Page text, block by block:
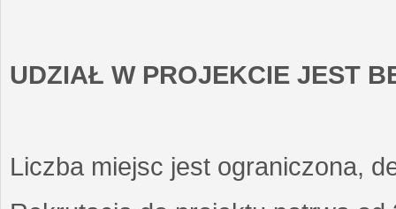
UDZIAŁ W PROJEKCIE JEST
Liczba miejsc jest ograniczona,